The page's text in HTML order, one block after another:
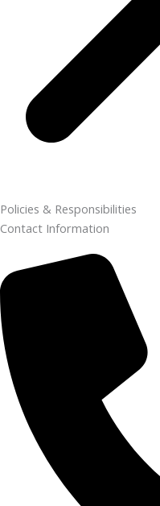
Policies & Responsibilities
Contact Information